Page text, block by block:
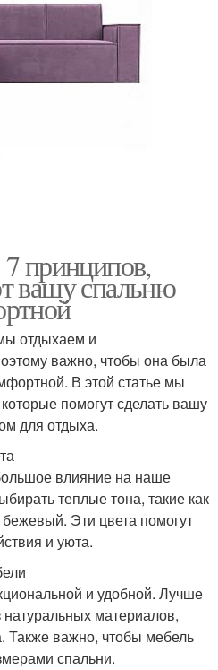
принципов,
вашу спальню
отдыхаем и
важно, чтобы она была
В этой статье мы
помогут сделать вашу
для отдыха.
влияние на наше
теплые тона, такие как
Эти цвета помогут
и уюта.
и удобной. Лучше
материалов,
Также важно, чтобы мебель
спальни.